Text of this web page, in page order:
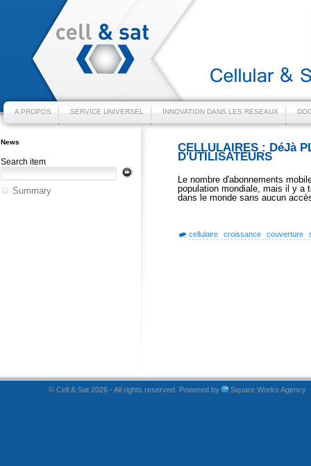
A PROPOS SERVICE UNIVERSEL INNOVATION DANS LES RESEAUX
News
Search item
Summary
CELLULAIRES : DéJà
D'UTILISATEURS
Le nombre d'abonnements
population mondiale, mais il y a
dans le monde sans aucun
cellulaire croissance couverture
© Cell & Sat 2026 - All rights reserved. Powered by Square Works Agency